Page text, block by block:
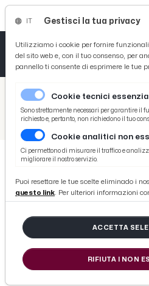
/
/ Serie B
Virtus Entella-Empoli 2-3: voci Castorina, Crimi,
Virtus Entella-
Castorina, Crimi,
e Donnarumma
di Redazione Picenotime
Gestisci la tua privacy
Utilizziamo i cookie per fornire
del sito web e, con il tuo consenso, per
pannello ti consente di esprimere le tue
Cookie tecnici
Sono strettamente necessari per garantire il
richiesto e, pertanto, non richiedono il tuo
Cookie analitici non
Ci permettono di misurare il traffico e
migliorare il nostro servizio.
Puoi resettare le tue scelte eliminado i
questo link. Per ulteriori informazioni
ACCETTA
RIFIUTA I NON
Tutto News
Tutto Sport
Basket
Ciclismo
Tutto Curiosità